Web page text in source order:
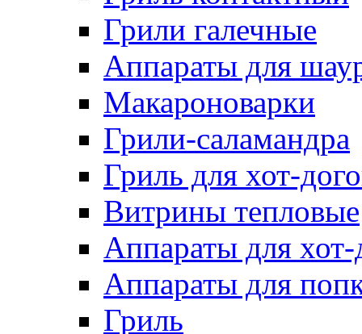
Грили галечные
Аппараты для
Макароноварки
Грили-саламандра
Гриль для хот-
Витрины тепловые
Аппараты для хот-
Аппараты для
Гриль